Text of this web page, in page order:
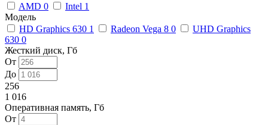
AMD 0 Intel 1
Модель
HD Graphics 630 1 Radeon Vega 8 0
UHD Graphics
630 0
Жесткий диск, Гб
От
До
256
1 016
Оперативная память, Гб
От